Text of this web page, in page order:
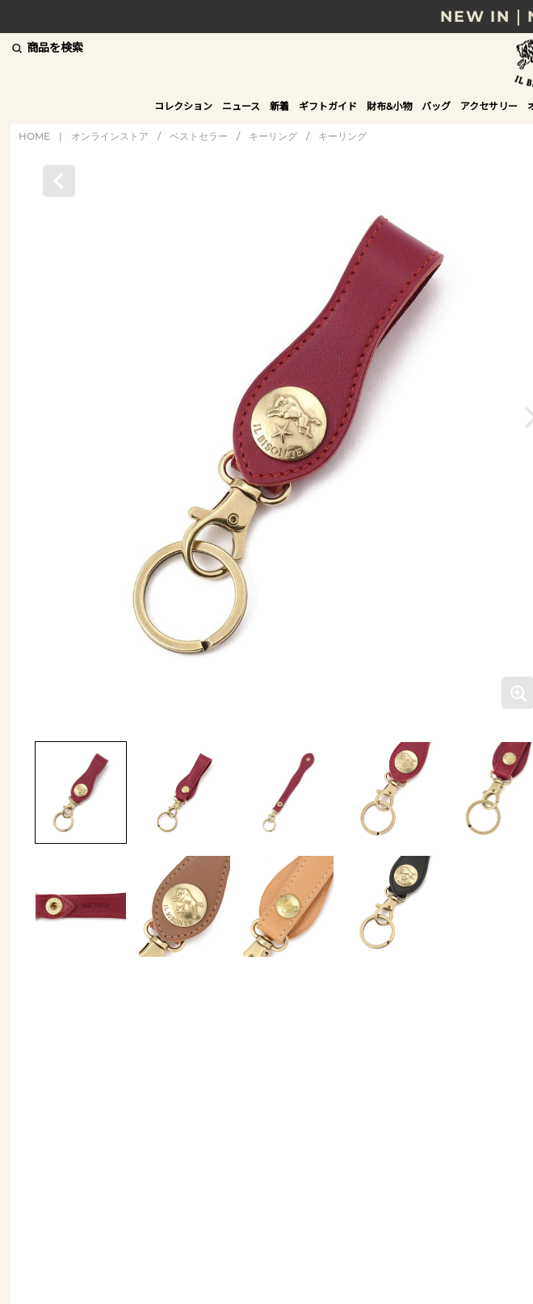
NEW IN
8/17(月)10時まで｜税
贈る相手やシーンから
NEW IN｜
商品を検索
コレクション ニュース 新着 ギフトガイド 財布&小物 バッグ アクセサリー
HOME | オンラインストア / ベストセラー / キーリング / キーリング